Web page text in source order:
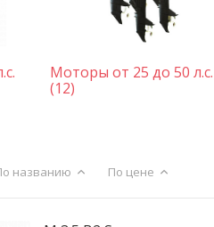
Моторы от 25 до 50 л.с.
(12)
названию По цене